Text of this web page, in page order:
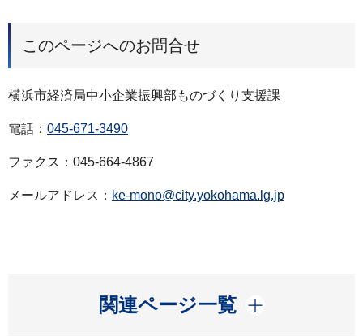
このページへのお問合せ
横浜市経済局中小企業振興部ものづくり支援課
電話： 045-671-3490
ファクス：045-664-4867
メールアドレス： ke-mono@city.yokohama.lg.jp
関連ページ一覧
開く